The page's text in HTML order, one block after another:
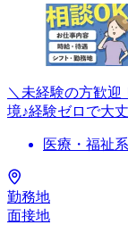
＼未経験の方歓迎
境♪経験ゼロで大
医療・福祉系
勤務地
面接地